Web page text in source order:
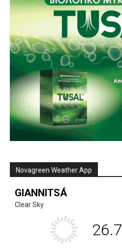
Novagreen Weather App
GIANNITSÁ
Clear Sky
26.7